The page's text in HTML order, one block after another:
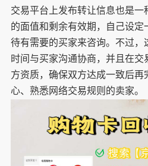
交易平台上发布转让信息也是一
的面值和剩余有效期，自己设
待有需要的买家来咨询。不过，
时间与买家沟通协商，并且在
方资质，确保双方达成一致后
心、熟悉网络交易规则的卖家。